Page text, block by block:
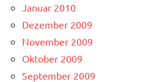
Januar 2010
Dezember 2009
November 2009
Oktober 2009
September 2009